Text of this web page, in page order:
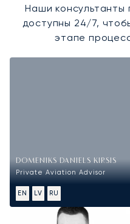
Наши
доступны 24/7,
этапе
DOMENIKS DANIELS KIRSIS
Private Aviation Advisor
EN LV RU